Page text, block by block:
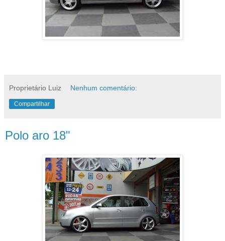
Proprietário Luiz Nenhum comentário:
Compartilhar
Polo aro 18"